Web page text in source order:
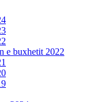
e buxhetit 2022